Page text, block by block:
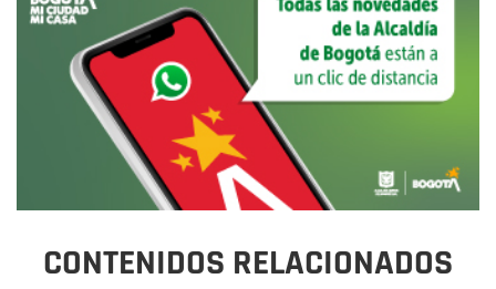
CONTENIDOS RELACIONADOS